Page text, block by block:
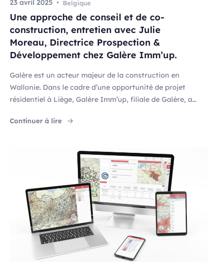
Une approche de conseil et de co-
construction, entretien avec Julie
Moreau, Directrice Prospection &
Développement chez Galère Imm’up.
Galère est un acteur majeur de la construction en
Wallonie. Dans le cadre d’une opportunité de projet
résidentiel à Liège, Galère Imm’up, filiale de Galère, a
Moreau revient sur les raisons de ce choix et les apports
Continuer à lire "Une approche de conseil et de co-
23 avril 2025 Belgique